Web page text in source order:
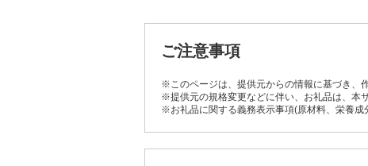
ご注意事項
※このページは、提供元からの情報に基づき、
※提供元の規格変更などに伴い、お礼品は、本
※お礼品に関する義務表示事項(原材料、栄養成